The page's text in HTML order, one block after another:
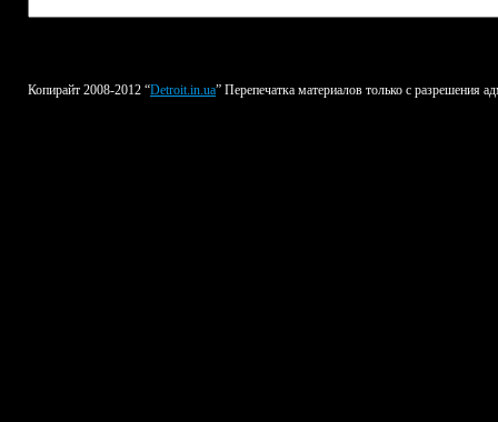
Копирайт 2008-2012 “Detroit.in.ua” Перепечатка материалов только с разрешения